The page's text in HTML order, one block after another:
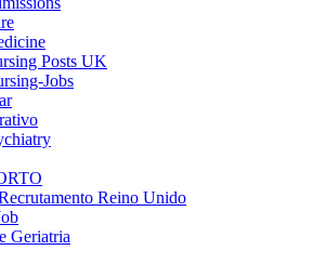
Posts UK
Jobs
Reino Unido
Geriatria